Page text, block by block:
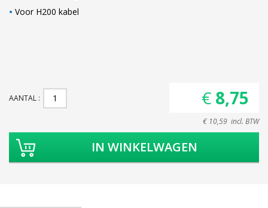
Voor H200 kabel
AANTAL € 8,75
€ 10,59 incl. BTW